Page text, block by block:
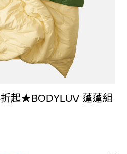
折起★BODYLUV 蓬蓬組